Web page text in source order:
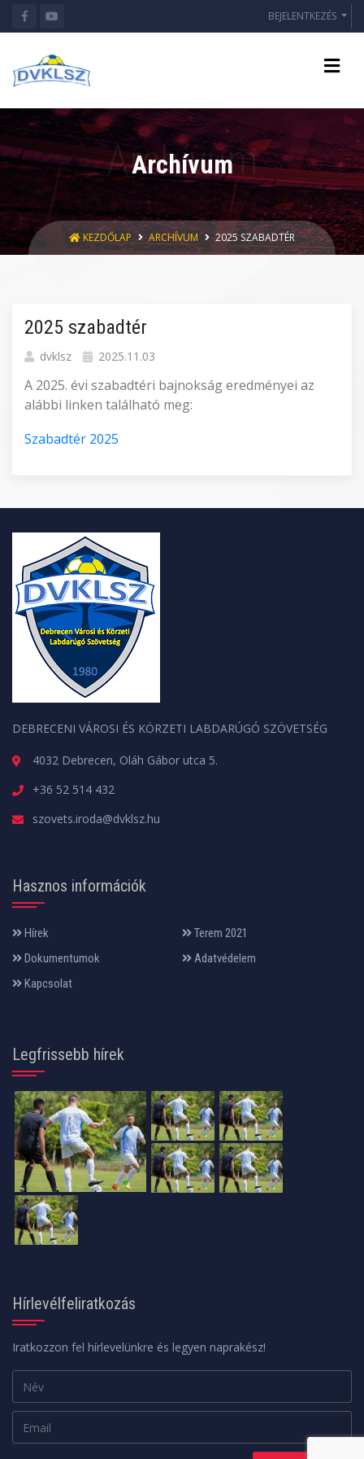
BEJELENTKEZÉS
Archívum
KEZDŐLAP ARCHÍVUM 2025 SZABADTÉR
2025 szabadtér
dvklsz 2025.11.03
A 2025. évi szabadtéri bajnokság eredményei az
alábbi linken található meg:
Szabadtér 2025
DEBRECENI VÁROSI ÉS KÖRZETI LABDARÚGÓ SZÖVETSÉG
4032 Debrecen, Oláh Gábor utca 5.
+36 52 514 432
szovets.iroda@dvklsz.hu
Hasznos információk
Hírek
Terem 2021
Dokumentumok
Adatvédelem
Kapcsolat
Legfrissebb hírek
Hírlevélfeliratkozás
Iratkozzon fel hírlevelünkre és legyen naprakész!